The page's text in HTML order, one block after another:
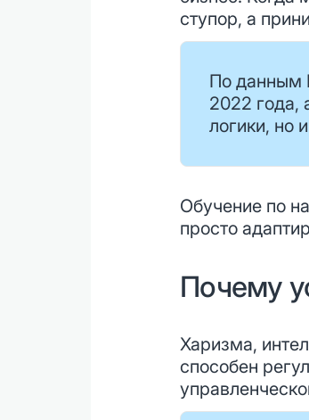
ступор, а
По данным
2022 года,
логики, но
Обучение по
просто
Почему
Харизма,
способен